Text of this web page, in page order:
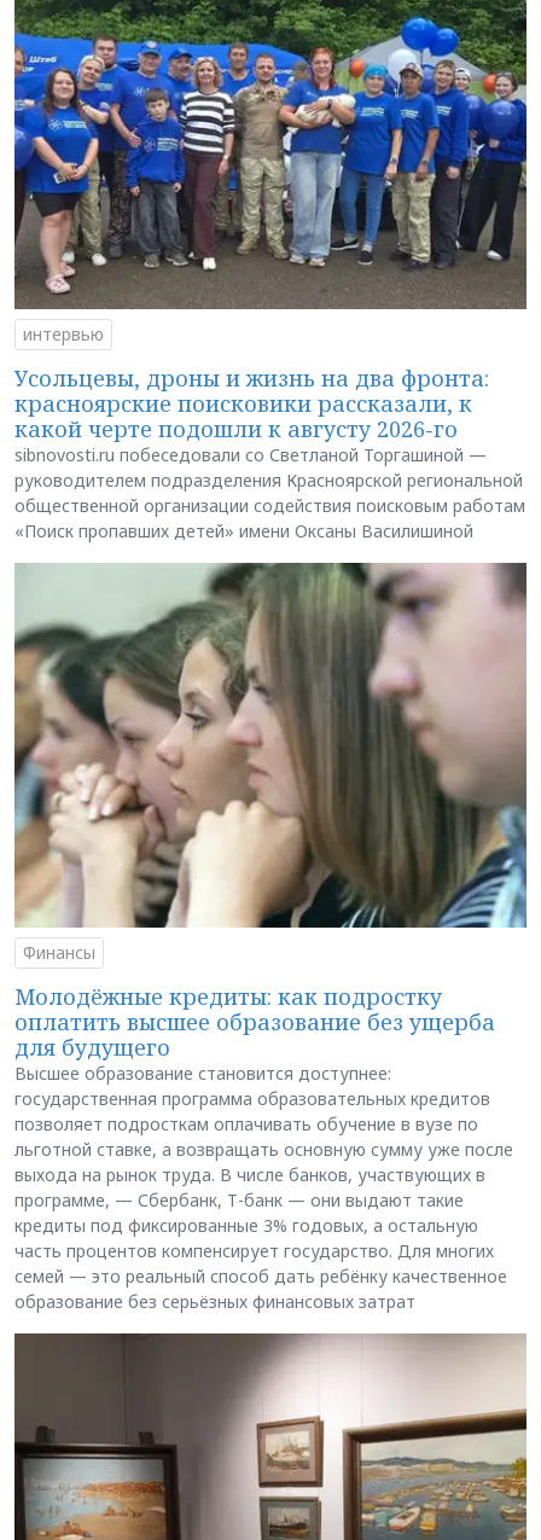
интервью
Усольцевы, дроны и жизнь на два фронта:
красноярские поисковики рассказали, к
какой черте подошли к августу 2026-го
sibnovosti.ru побеседовали со Светланой Торгашиной —
руководителем подразделения Красноярской региональной
общественной организации содействия поисковым работам
«Поиск пропавших детей» имени Оксаны Василишиной
Финансы
Молодёжные кредиты: как подростку
оплатить высшее образование без ущерба
для будущего
Высшее образование становится доступнее:
государственная программа образовательных кредитов
позволяет подросткам оплачивать обучение в вузе по
льготной ставке, а возвращать основную сумму уже после
выхода на рынок труда. В числе банков, участвующих в
программе, — Сбербанк, Т-банк — они выдают такие
кредиты под фиксированные 3% годовых, а остальную
часть процентов компенсирует государство. Для многих
семей — это реальный способ дать ребёнку качественное
образование без серьёзных финансовых затрат